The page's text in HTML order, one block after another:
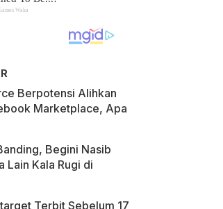
Berpotensi Alihkan
Marketplace, Apa
Begini Nasib
Lain Kala Rugi di
Terbit Sebelum 17